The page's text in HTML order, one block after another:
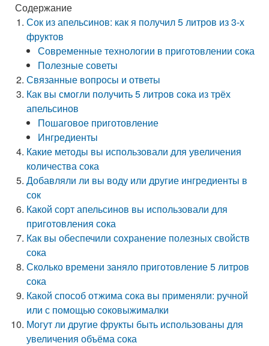
Содержание
Сок из апельсинов: как я получил 5 литров из 3-х
фруктов
Современные технологии в приготовлении сока
Полезные советы
Связанные вопросы и ответы
Как вы смогли получить 5 литров сока из трёх
апельсинов
Пошаговое приготовление
Ингредиенты
Какие методы вы использовали для увеличения
количества сока
Добавляли ли вы воду или другие ингредиенты в
сок
Какой сорт апельсинов вы использовали для
приготовления сока
Как вы обеспечили сохранение полезных свойств
сока
Сколько времени заняло приготовление 5 литров
сока
Какой способ отжима сока вы применяли: ручной
или с помощью соковыжималки
Могут ли другие фрукты быть использованы для
увеличения объёма сока